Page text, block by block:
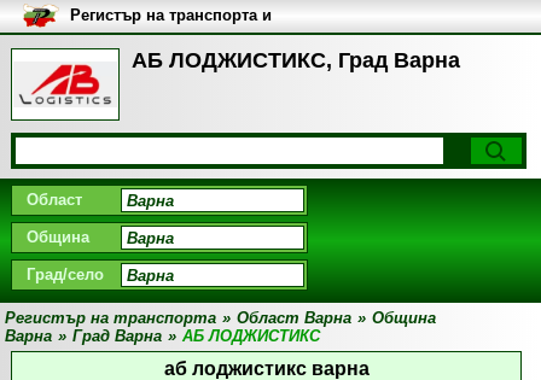
АБ ЛОДЖИСТИКС, Град Варна
Регистър на транспорта и
транспортните фирми в
България
Област
Община
Град/село
Регистър на транспорта » Област Варна » Община
Варна » Град Варна » АБ ЛОДЖИСТИКС
аб лоджистикс варна